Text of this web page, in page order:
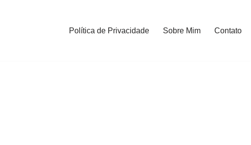
Política de Privacidade Sobre Mim Contato